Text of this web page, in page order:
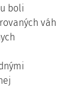
boli
váh